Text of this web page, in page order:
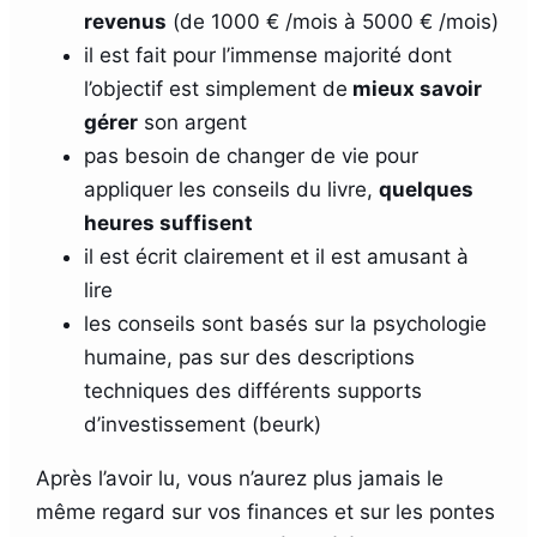
revenus (de 1000 € /mois à 5000 € /mois)
il est fait pour l’immense majorité dont
l’objectif est simplement de mieux savoir
gérer son argent
pas besoin de changer de vie pour
appliquer les conseils du livre, quelques
heures suffisent
il est écrit clairement et il est amusant à
lire
les conseils sont basés sur la psychologie
humaine, pas sur des descriptions
techniques des différents supports
d’investissement (beurk)
Après l’avoir lu, vous n’aurez plus jamais le
même regard sur vos finances et sur les pontes